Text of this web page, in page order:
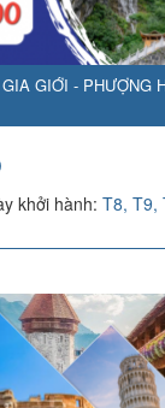
GIỚI - PHƯỢNG
khởi hành: T8, T9,